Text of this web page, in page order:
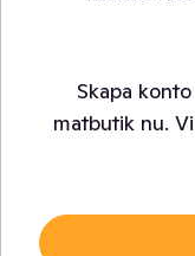
Skapa
matbutik nu.